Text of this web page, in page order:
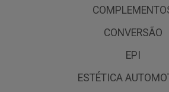
CONVERSÃO
EPI
ESTÉTICA